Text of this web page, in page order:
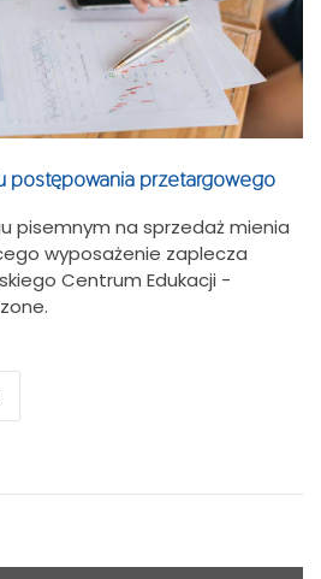
postępowania przetargowego
pisemnym na sprzedaż mienia
wyposażenie zaplecza
Centrum Edukacji -